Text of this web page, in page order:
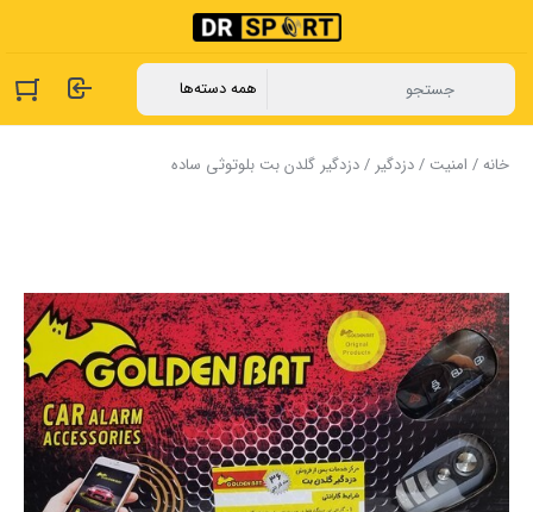
خانه/ امنیت /دزدگیر / دزدگیر گلدن بت بلوتوثی ساده